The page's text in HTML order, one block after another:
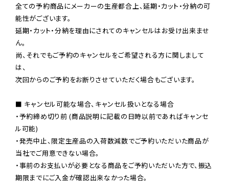
全ての予約商品にメーカーの生産都合上、延期・カット・分納の可
能性がございます。
延期・カット・分納を理由にされてのキャンセルはお受け出来ませ
ん。
尚、それでもご予約のキャンセルをご希望される方に関しまして
は、
次回からのご予約をお断りさせていただく場合もございます。
■ キャンセル可能な場合、キャンセル扱いとなる場合
・予約締め切り前 (商品説明に記載の日時以前であればキャンセ
ル可能)
・発売中止、限定生産品の入荷数減数でご予約いただいた商品が
当社でご用意できない場合。
・事前のお支払いが必要となる商品をご予約いただいた方で、振込
期限までにご入金が確認出来なかった場合。